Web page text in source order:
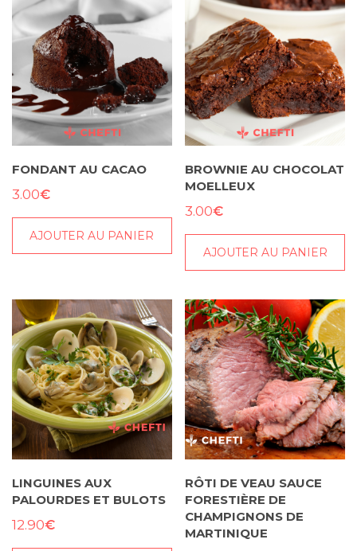
FONDANT AU CACAO
3.00€
AJOUTER AU PANIER
BROWNIE AU CHOCOLAT
MOELLEUX
3.00€
AJOUTER AU PANIER
LINGUINES AUX
PALOURDES ET BULOTS
12.90€
RÔTI DE VEAU SAUCE
FORESTIÈRE DE
CHAMPIGNONS DE
MARTINIQUE